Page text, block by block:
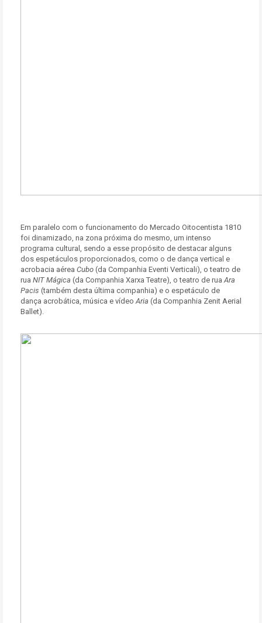
Em paralelo com o funcionamento do Mercado Oitocentista 1810
foi dinamizado, na zona próxima do mesmo, um intenso
programa cultural, sendo a esse propósito de destacar alguns
dos espetáculos proporcionados, como o de dança vertical e
acrobacia aérea Cubo (da Companhia Eventi Verticali), o teatro de
rua NIT Mágica (da Companhia Xarxa Teatre), o teatro de ruaAra
Pacis (também desta última companhia) e o espetáculo de
dança acrobática, música e vídeoAria (da Companhia Zenit Aerial
Ballet).